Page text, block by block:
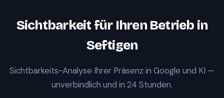
Sichtbarkeit für Ihren Betrieb in
Seftigen
Sichtbarkeits-Analyse Ihrer Präsenz in Google und KI —
unverbindlich und in 24 Stunden.